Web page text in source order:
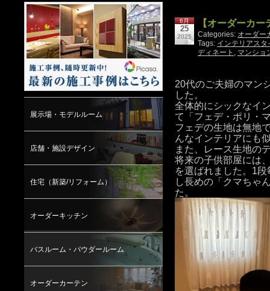
展示場・モデルルーム
店舗・施設デザイン
住宅（新築/リフォーム）
オーダーキッチン
バスルーム・パウダールーム
オーダーカーテン
6月
25
2025
【オーダーカ
Categories: オーダー
Tags: インテリアスタ
ディネート
マンショ
20代のご夫婦のマン
した。
全体的にシックなイ
て「フェデ・ポリ・
フェデの生地は無地
んなインテリアにも
また、レース生地の
将来の子供部屋には
を選ばれました。1
し長めの「クマちゃ
た。